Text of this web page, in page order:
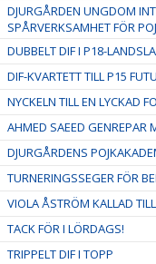
DJURGÅRDEN UNGDOM
SPÅRVERKSAMHET FÖR
DUBBELT DIF I P18-
DIF-KVARTETT TILL P15
NYCKELN TILL EN LYCKAD
AHMED SAEED GENREPAR
DJURGÅRDENS
TURNERINGSSEGER FÖR
VIOLA ÅSTRÖM KALLAD
TACK FÖR I LÖRDAGS!
TRIPPELT DIF I TOPP